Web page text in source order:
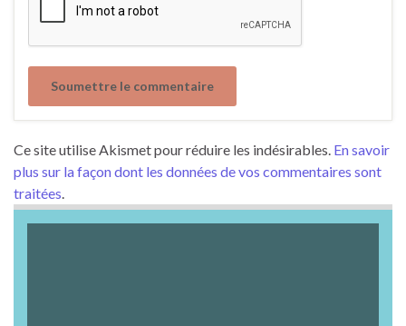
Ce site utilise Akismet pour réduire les indésirables. En savoir
plus sur la façon dont les données de vos commentaires sont
traitées.